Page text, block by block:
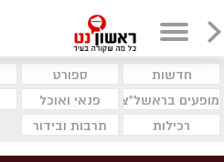
חדשות ספורט
מופעים בראשל"צ
פנאי ואוכל
רכילות
תרבות ובידור